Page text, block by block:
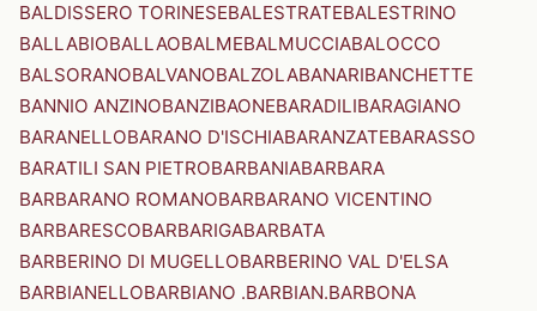
BALDISSERO TORINESEBALESTRATEBALESTRINO
BALLABIOBALLAOBALMEBALMUCCIABALOCCO
BALSORANOBALVANOBALZOLABANARIBANCHETTE
BANNIO ANZINOBANZIBAONEBARADILIBARAGIANO
BARANELLOBARANO D'ISCHIABARANZATEBARASSO
BARATILI SAN PIETROBARBANIABARBARA
BARBARANO ROMANOBARBARANO VICENTINO
BARBARESCOBARBARIGABARBATA
BARBERINO DI MUGELLOBARBERINO VAL D'ELSA
BARBIANELLOBARBIANO .BARBIAN.BARBONA